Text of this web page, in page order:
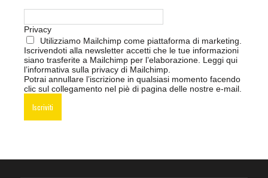
Privacy
Utilizziamo Mailchimp come piattaforma di marketing.
Iscrivendoti alla newsletter accetti che le tue informazioni
siano trasferite a Mailchimp per l’elaborazione. Leggi qui
l’informativa sulla privacy di Mailchimp
Potrai annullare l’iscrizione in qualsiasi momento facendo
clic sul collegamento nel piè di pagina delle nostre e-mail.